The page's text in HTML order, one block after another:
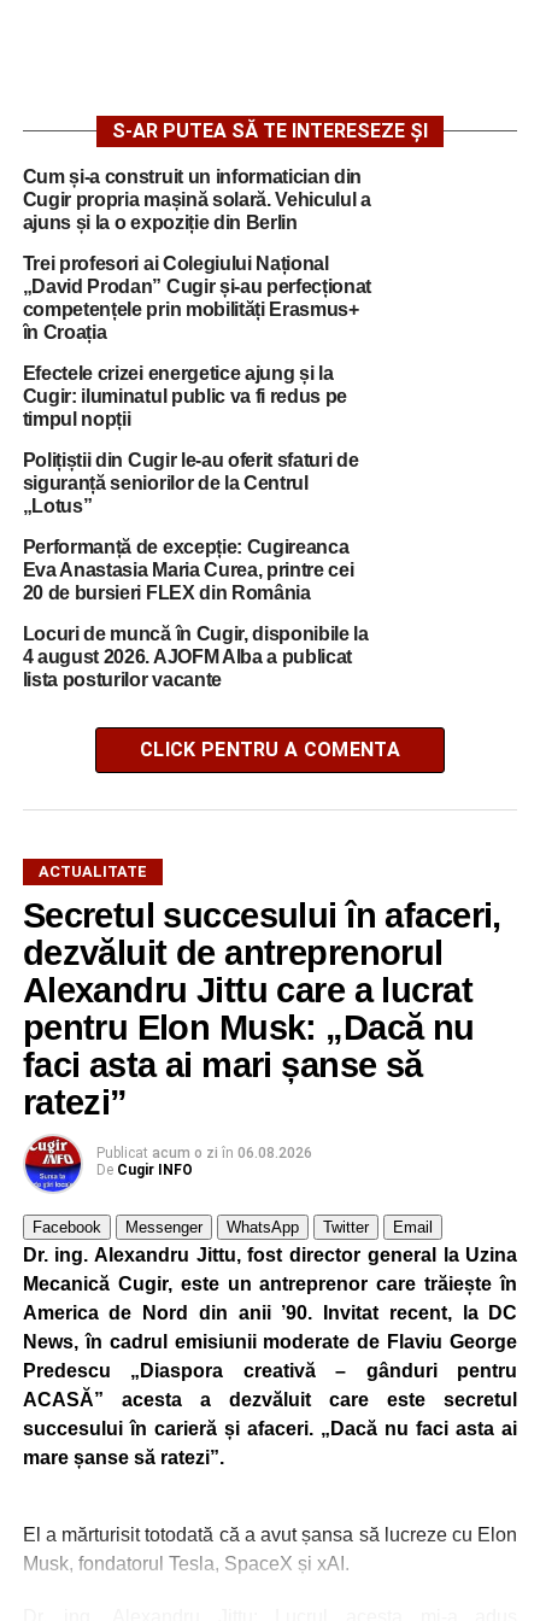
S-AR PUTEA SĂ TE INTERESEZE ȘI
Cum și-a construit un informatician din
Cugir propria mașină solară. Vehiculul a
ajuns și la o expoziție din Berlin
Trei profesori ai Colegiului Național
„David Prodan” Cugir și-au perfecționat
competențele prin mobilități Erasmus+
în Croația
Efectele crizei energetice ajung și la
Cugir: iluminatul public va fi redus pe
timpul nopții
Polițiștii din Cugir le-au oferit sfaturi de
siguranță seniorilor de la Centrul
„Lotus”
Performanță de excepție: Cugireanca
Eva Anastasia Maria Curea, printre cei
20 de bursieri FLEX din România
Locuri de muncă în Cugir, disponibile la
4 august 2026. AJOFM Alba a publicat
lista posturilor vacante
CLICK PENTRU A COMENTA
ACTUALITATE
Secretul succesului în afaceri,
dezvăluit de antreprenorul
Alexandru Jittu care a lucrat
pentru Elon Musk: „Dacă nu
faci asta ai mari șanse să
ratezi”
Publicat acum o zi în 06.08.2026
De Cugir INFO
Facebook Messenger WhatsApp Twitter Email
Dr. ing. Alexandru Jittu, fost director general la Uzina
Mecanică Cugir, este un antreprenor care trăiește în
America de Nord din anii ’90. Invitat recent, la DC
News, în cadrul emisiunii moderate de Flaviu George
Predescu „Diaspora creativă – gânduri pentru
ACASĂ” acesta a dezvăluit care este secretul
succesului în carieră și afaceri. „Dacă nu faci asta ai
mare șanse să ratezi”.
El a mărturisit totodată că a avut șansa să lucreze cu Elon
Musk, fondatorul Tesla, SpaceX și xAI.